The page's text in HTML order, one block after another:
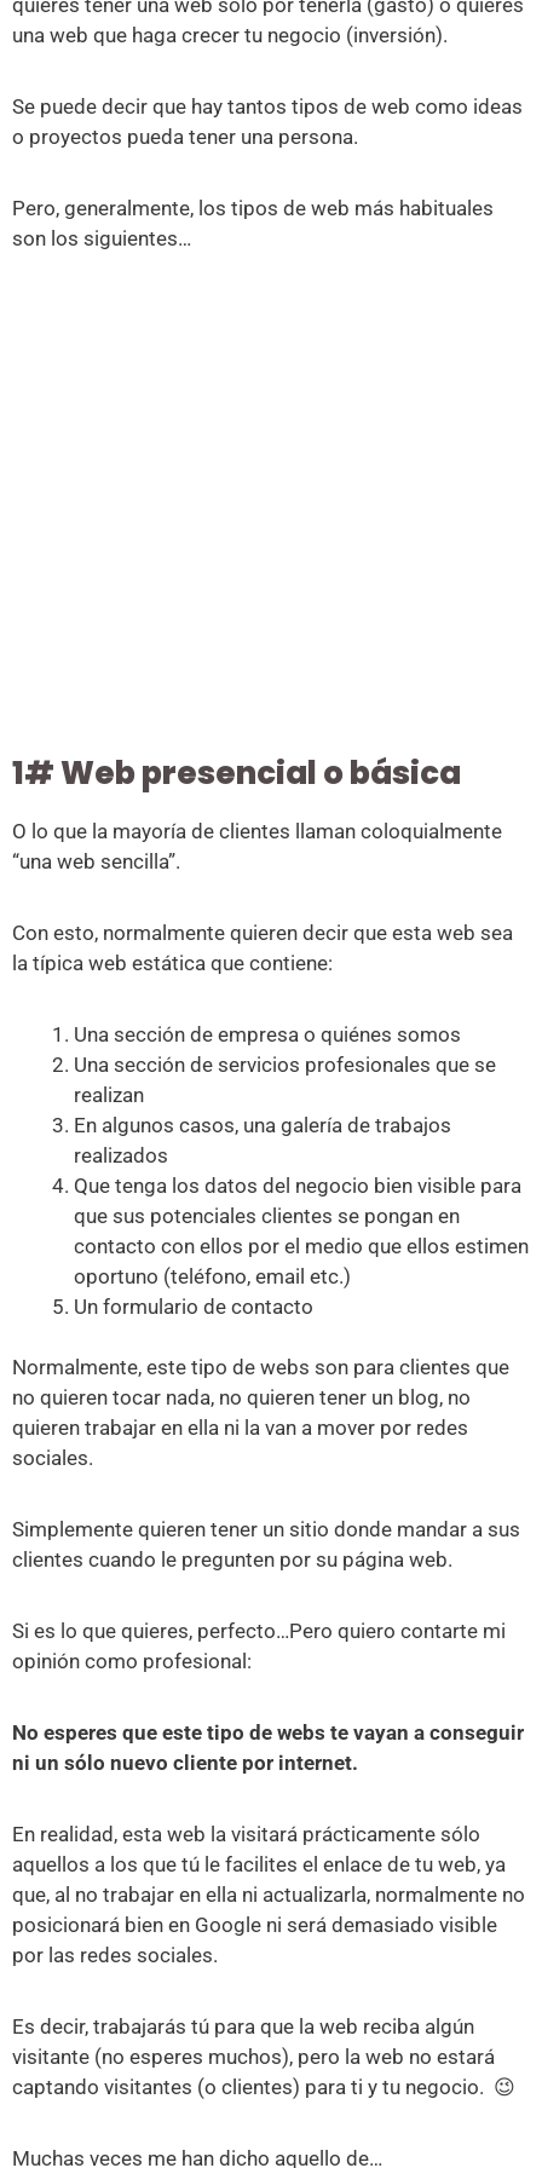
quieres tener una web sólo por tenerla (gasto) o quieres
una web que haga crecer tu negocio (inversión).
Se puede decir que hay tantos tipos de web como ideas
o proyectos pueda tener una persona.
Pero, generalmente, los tipos de web más habituales
son los siguientes…
1# Web presencial o básica
O lo que la mayoría de clientes llaman coloquialmente
“una web sencilla”.
Con esto, normalmente quieren decir que esta web sea
la típica web estática que contiene:
Una sección de empresa o quiénes somos
Una sección de servicios profesionales que se
realizan
En algunos casos, una galería de trabajos
realizados
Que tenga los datos del negocio bien visible para
que sus potenciales clientes se pongan en
contacto con ellos por el medio que ellos estimen
oportuno (teléfono, email etc.)
Un formulario de contacto
Normalmente, este tipo de webs son para clientes que
no quieren tocar nada, no quieren tener un blog, no
quieren trabajar en ella ni la van a mover por redes
sociales.
Simplemente quieren tener un sitio donde mandar a sus
clientes cuando le pregunten por su página web.
Si es lo que quieres, perfecto…Pero quiero contarte mi
opinión como profesional:
No esperes que este tipo de webs te vayan a conseguir
ni un sólo nuevo cliente por internet.
En realidad, esta web la visitará prácticamente sólo
aquellos a los que tú le facilites el enlace de tu web, ya
que, al no trabajar en ella ni actualizarla, normalmente no
posicionará bien en Google ni será demasiado visible
por las redes sociales.
Es decir, trabajarás tú para que la web reciba algún
visitante (no esperes muchos), pero la web no estará
captando visitantes (o clientes) para ti y tu negocio. 😉
Muchas veces me han dicho aquello de…